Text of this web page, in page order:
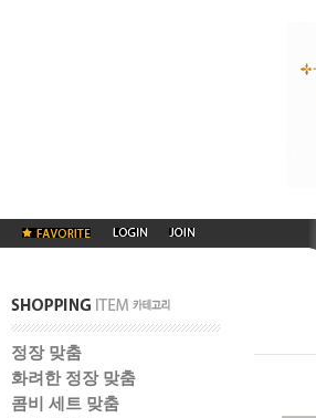
정장 맞춤
화려한 정장 맞춤
콤비 세트 맞춤